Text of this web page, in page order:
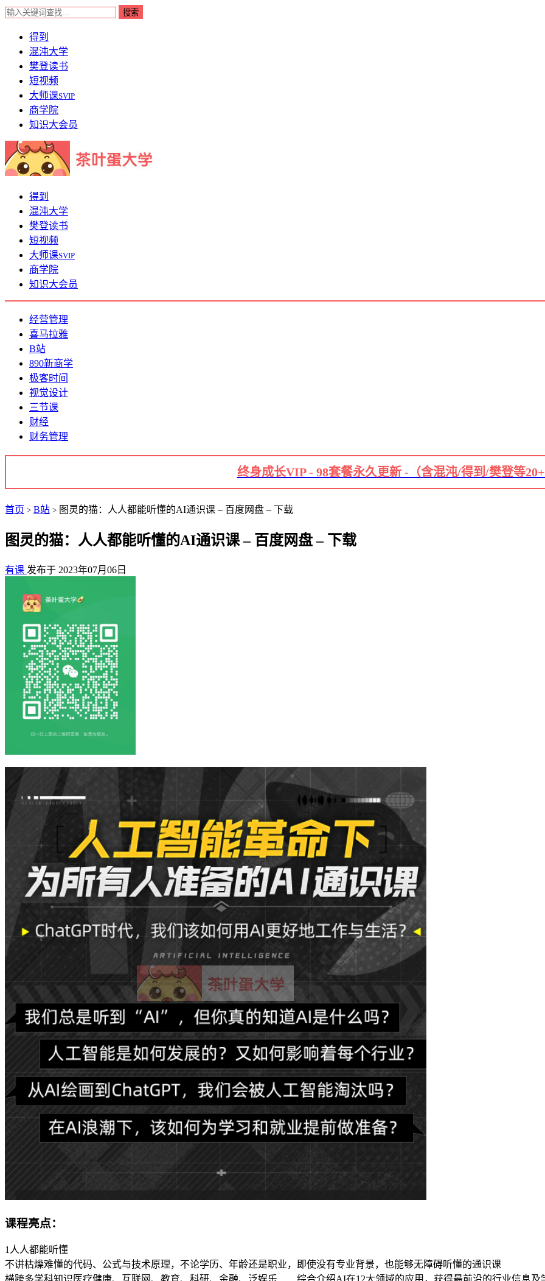
得到
混沌大学
樊登读书
短视频
大师课SVIP
商学院
知识大会员
得到
混沌大学
樊登读书
短视频
大师课SVIP
商学院
知识大会员
经营管理
喜马拉雅
B站
890新商学
极客时间
视觉设计
三节课
财经
财务管理
终身成长VIP - 98套餐永久更新 -（含混沌/得到/樊登等
首页 > B站 > 图灵的猫：人人都能听懂的AI通识课 – 百度网盘 – 下载
图灵的猫：人人都能听懂的AI通识课 – 百度网盘 – 下载
有课 发布于 2023年07月06日
课程亮点：
1人人都能听懂
不讲枯燥难懂的代码、公式与技术原理，不论学历、年龄还是职业，即使没有专业背景，也能够无障碍听懂的通识课